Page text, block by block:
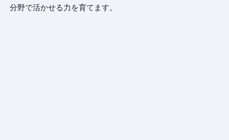
分野で活かせる力を育てます。